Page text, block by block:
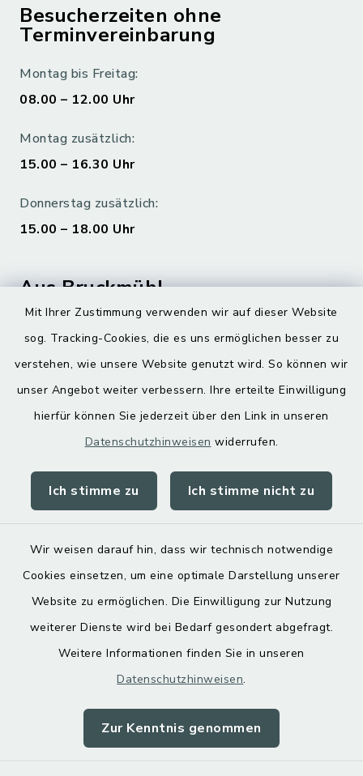
Mit Ihrer Zustimmung verwenden wir auf dieser Website
sog. Tracking-Cookies, die es uns ermöglichen besser zu
verstehen, wie unsere Website genutzt wird. So können wir
unser Angebot weiter verbessern. Ihre erteilte Einwilligung
hierfür können Sie jederzeit über den Link in unseren
Datenschutzhinweisen widerrufen.
Ich stimme zu Ich stimme nicht zu
Wir weisen darauf hin, dass wir technisch notwendige
Cookies einsetzen, um eine optimale Darstellung unserer
Website zu ermöglichen. Die Einwilligung zur Nutzung
weiterer Dienste wird bei Bedarf gesondert abgefragt.
Weitere Informationen finden Sie in unseren
Datenschutzhinweisen.
Zur Kenntnis genommen
Besucherzeiten ohne
Terminvereinbarung
Montag bis Freitag:
08.00 – 12.00 Uhr
Montag zusätzlich:
15.00 – 16.30 Uhr
Donnerstag zusätzlich:
15.00 – 18.00 Uhr
Aus Bruckmühl
Digitaler Ortsplan
Kontakt
Datenschutz
Impressum
Sitemap
Cookie-Einstellungen